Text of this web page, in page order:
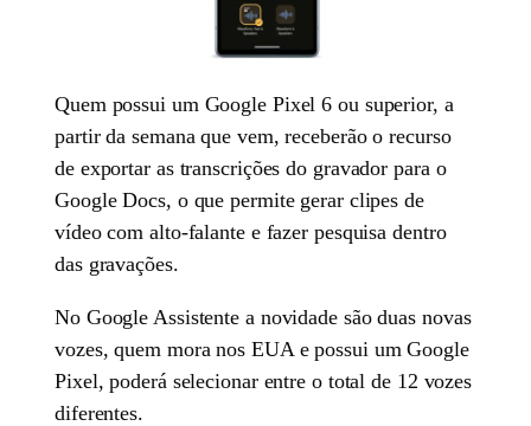
Quem possui um Google Pixel 6 ou superior, a
partir da semana que vem, receberão o recurso
de exportar as transcrições do gravador para o
Google Docs, o que permite gerar clipes de
vídeo com alto-falante e fazer pesquisa dentro
das gravações.
No Google Assistente a novidade são duas novas
vozes, quem mora nos EUA e possui um Google
Pixel, poderá selecionar entre o total de 12 vozes
diferentes.